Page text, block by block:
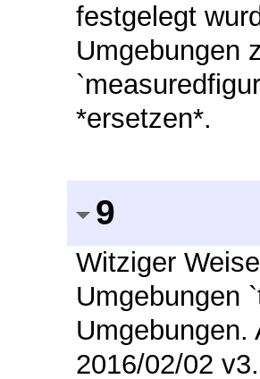
festgelegt
Umgebungen
*ersetzen*.
9
Witziger
Umgebungen
2016/02/02